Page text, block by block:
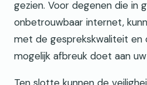
gezien. Voor degenen die in
onbetrouwbaar internet,
met de gesprekskwaliteit
mogelijk afbreuk doet aan
Ten slotte kunnen de